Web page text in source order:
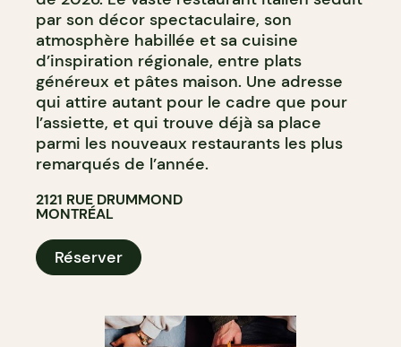
par son décor spectaculaire, son
atmosphère habillée et sa cuisine
d’inspiration régionale, entre plats
généreux et pâtes maison. Une adresse
qui attire autant pour le cadre que pour
l’assiette, et qui trouve déjà sa place
parmi les nouveaux restaurants les plus
remarqués de l’année.
2121 RUE DRUMMOND
MONTRÉAL
Réserver